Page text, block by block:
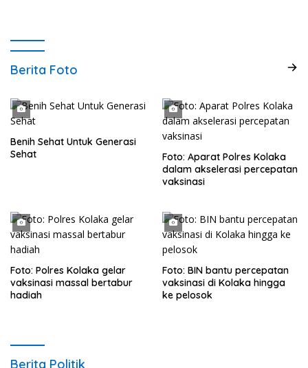
Berita Foto
Benih Sehat Untuk Generasi
Sehat
Foto: Aparat Polres Kolaka
dalam akselerasi percepatan
vaksinasi
Foto: Polres Kolaka gelar
vaksinasi massal bertabur
hadiah
Foto: BIN bantu percepatan
vaksinasi di Kolaka hingga
ke pelosok
Berita Politik